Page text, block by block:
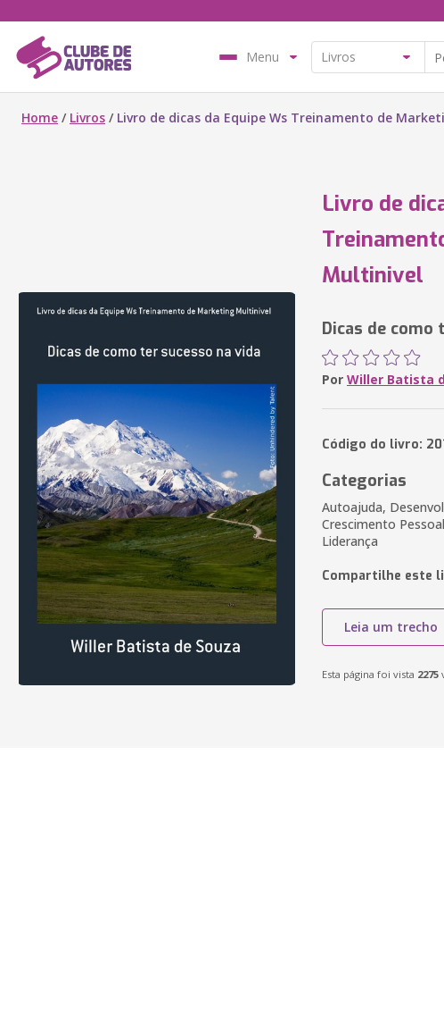
Menu
Home / Livros / Livro de dicas da Equipe Ws Treinamento de
Livro de
Multinivel
Dicas de como
Por Willer Batista
Código do livro:
Categorias
Autoajuda,
Crescimento
Liderança
Compartilhe este
Leia um trecho
Esta página foi vista 2275